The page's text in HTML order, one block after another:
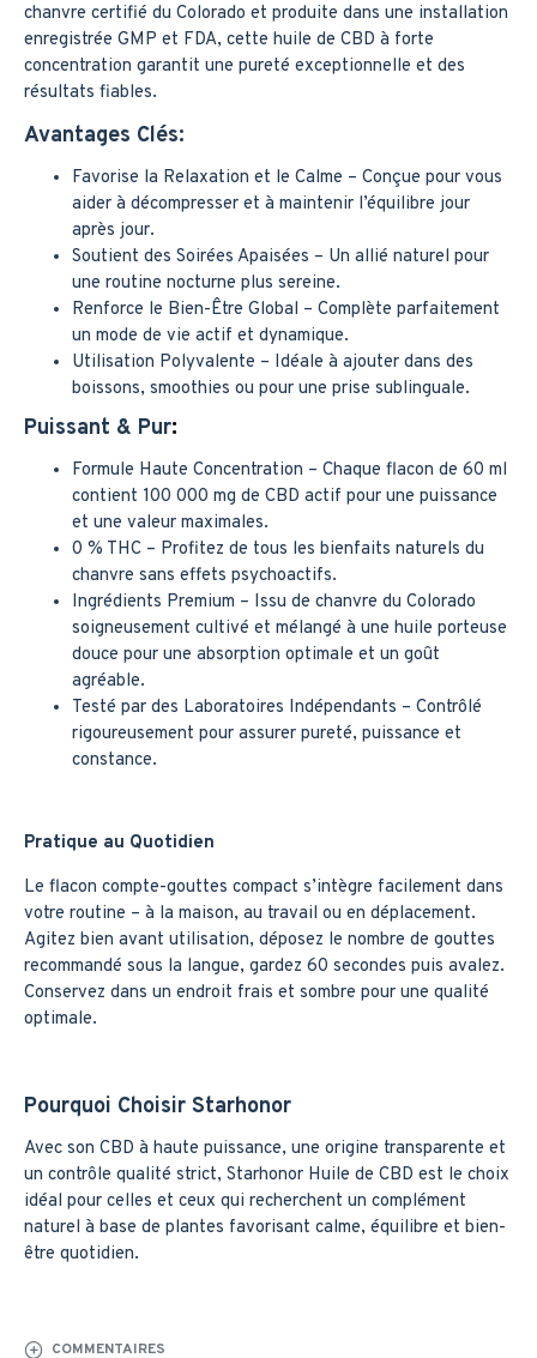
chanvre certifié du Colorado et produite dans une installation
enregistrée GMP et FDA, cette huile de CBD à forte
concentration garantit une pureté exceptionnelle et des
résultats fiables.
Avantages Clés:
Favorise la Relaxation et le Calme – Conçue pour vous
aider à décompresser et à maintenir l’équilibre jour
après jour.
Soutient des Soirées Apaisées – Un allié naturel pour
une routine nocturne plus sereine.
Renforce le Bien-Être Global – Complète parfaitement
un mode de vie actif et dynamique.
Utilisation Polyvalente – Idéale à ajouter dans des
boissons, smoothies ou pour une prise sublinguale.
Puissant & Pur:
Formule Haute Concentration – Chaque flacon de 60 ml
contient 100 000 mg de CBD actif pour une puissance
et une valeur maximales.
0 % THC – Profitez de tous les bienfaits naturels du
chanvre sans effets psychoactifs.
Ingrédients Premium – Issu de chanvre du Colorado
soigneusement cultivé et mélangé à une huile porteuse
douce pour une absorption optimale et un goût
agréable.
Testé par des Laboratoires Indépendants – Contrôlé
rigoureusement pour assurer pureté, puissance et
constance.
Pratique au Quotidien
Le flacon compte-gouttes compact s’intègre facilement dans
votre routine – à la maison, au travail ou en déplacement.
Agitez bien avant utilisation, déposez le nombre de gouttes
recommandé sous la langue, gardez 60 secondes puis avalez.
Conservez dans un endroit frais et sombre pour une qualité
optimale.
Pourquoi Choisir Starhonor
Avec son CBD à haute puissance, une origine transparente et
un contrôle qualité strict, Starhonor Huile de CBD est le choix
idéal pour celles et ceux qui recherchent un complément
naturel à base de plantes favorisant calme, équilibre et bien-
être quotidien.
COMMENTAIRES